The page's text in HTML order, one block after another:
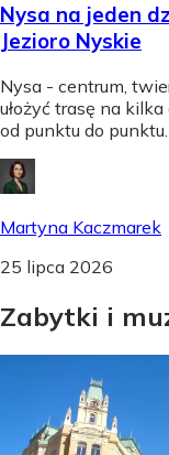
Nysa na jeden
Jezioro Nyskie
Nysa - centrum,
ułożyć trasę na
od punktu do punktu.
Martyna Kaczmarek
25 lipca 2026
Zabytki i